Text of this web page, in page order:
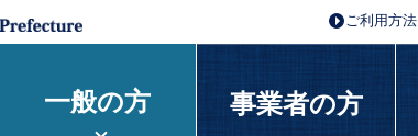
ご利用方法
一般の方 事業者の方